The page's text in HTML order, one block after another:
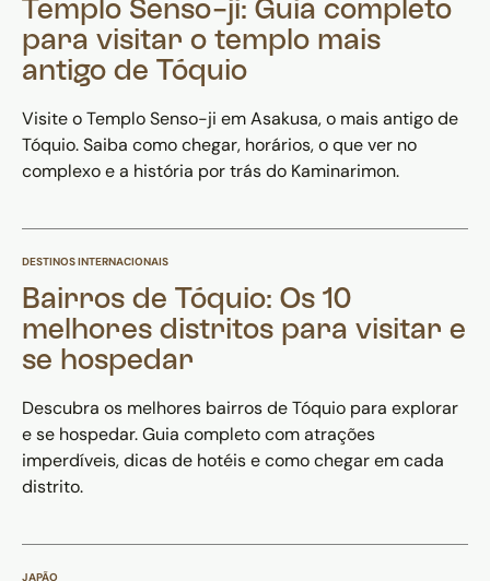
Templo Senso-ji: Guia completo
para visitar o templo mais
antigo de Tóquio
Visite o Templo Senso-ji em Asakusa, o mais antigo de
Tóquio. Saiba como chegar, horários, o que ver no
complexo e a história por trás do Kaminarimon.
DESTINOS INTERNACIONAIS
Bairros de Tóquio: Os 10
melhores distritos para visitar e
se hospedar
Descubra os melhores bairros de Tóquio para explorar
e se hospedar. Guia completo com atrações
imperdíveis, dicas de hotéis e como chegar em cada
distrito.
JAPÃO